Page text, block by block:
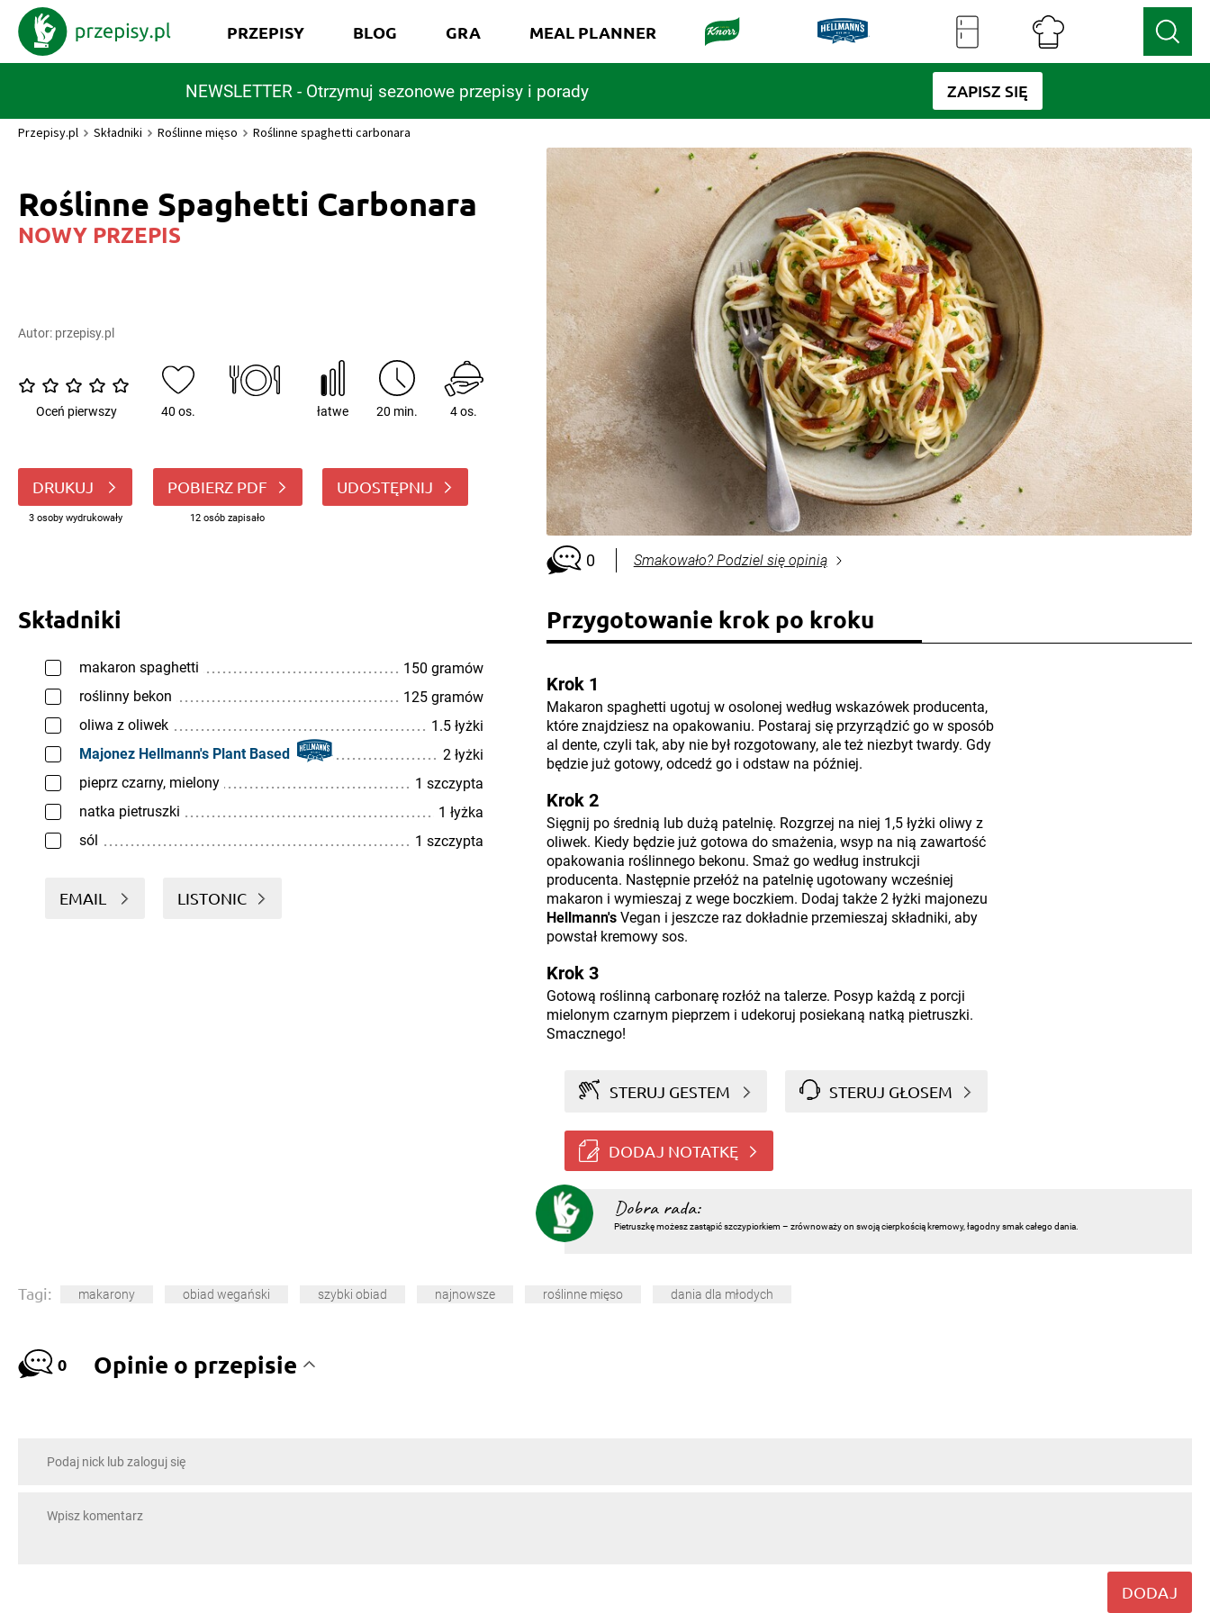
NEWSLETTER - Otrzymuj sezonowe przepisy i porady ZAPISZ SIĘ
PRZEPISY BLOG GRA MEAL PLANNER
Przepisy.pl Składniki Roślinne mięso Roślinne spaghetti carbonara
Roślinne Spaghetti Carbonara
NOWY PRZEPIS
Autor: przepisy.pl
Oceń pierwszy 40 os. łatwe 20 min. 4 os.
DRUKUJ
3 osoby wydrukowały
POBIERZ PDF
12 osób zapisało
UDOSTĘPNIJ
0 Smakowało? Podziel się opinią
Składniki
makaron spaghetti
150 gramów
roślinny bekon
125 gramów
oliwa z oliwek
1.5 łyżki
Majonez Hellmann's Plant Based
2 łyżki
pieprz czarny, mielony
1 szczypta
natka pietruszki
1 łyżka
sól
1 szczypta
EMAIL LISTONIC
Przygotowanie krok po kroku
Krok 1
Makaron spaghetti ugotuj w osolonej według wskazówek producenta,
które znajdziesz na opakowaniu. Postaraj się przyrządzić go w sposób
al dente, czyli tak, aby nie był rozgotowany, ale też niezbyt twardy. Gdy
będzie już gotowy, odcedź go i odstaw na później.
Krok 2
Sięgnij po średnią lub dużą patelnię. Rozgrzej na niej 1,5 łyżki oliwy z
oliwek. Kiedy będzie już gotowa do smażenia, wsyp na nią zawartość
opakowania roślinnego bekonu. Smaż go według instrukcji
producenta. Następnie przełóż na patelnię ugotowany wcześniej
makaron i wymieszaj z wege boczkiem. Dodaj także 2 łyżki majonezu
Hellmann'sVegan i jeszcze raz dokładnie przemieszaj składniki, aby
powstał kremowy sos.
Krok 3
Gotową roślinną carbonarę rozłóż na talerze. Posyp każdą z porcji
mielonym czarnym pieprzem i udekoruj posiekaną natką pietruszki.
Smacznego!
STERUJ GESTEM STERUJ GŁOSEM
DODAJ NOTATKĘ
Dobra rada:
Pietruszkę możesz zastąpić szczypiorkiem – zrównoważy on swoją cierpkością kremowy, łagodny smak całego dania.
Tagi: makarony obiad wegański szybki obiad najnowsze roślinne mięso dania dla młodych
0 Opinie o przepisie
DODAJ